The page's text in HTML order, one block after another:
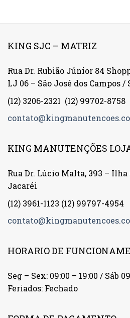
KING SJC – MATRIZ
Rua Dr. Rubião Júnior 84
LJ 06 – São José dos Campos /
(12) 3206-2321 (12) 99702-8758
KING MANUTENÇÕES
Rua Dr. Lúcio Malta, 393 –
Jacaréi
(12) 3961-1123 (12) 99797-4954
HORARIO DE
Seg – Sex: 09:00 – 19:00 / Sáb
Feriados: Fechado